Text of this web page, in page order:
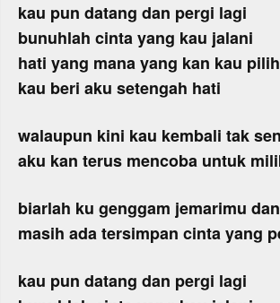
kau pun datang dan pergi lagi
bunuhlah cinta yang kau jalani
hati yang mana yang kan kau pilih
kau beri aku setengah hati
walaupun kini kau kembali tak
aku kan terus mencoba untuk
biarlah ku genggam jemarimu
masih ada tersimpan cinta yang
kau pun datang dan pergi lagi